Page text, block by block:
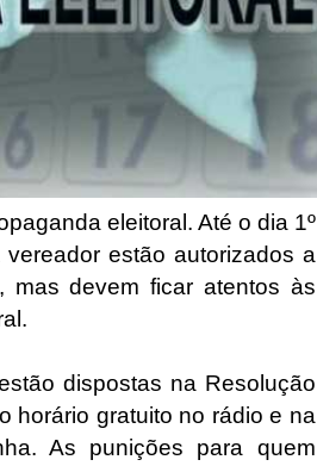
eleitoral. Até o dia 1º
estão autorizados a
mas devem ficar atentos às
dispostas na Resolução
horário gratuito no rádio e na
As punições para quem